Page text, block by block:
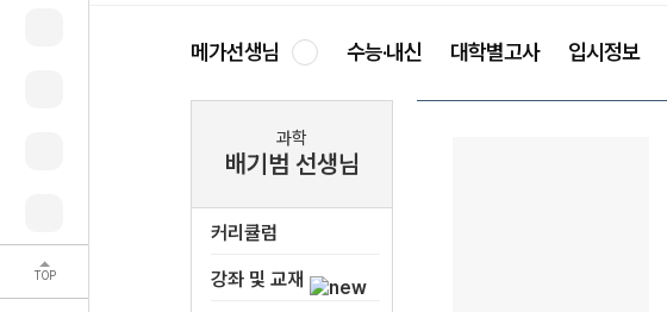
TOP
메가선생님 수능·내신 대학별고사 입시정보
과학
배기범 선생님
커리큘럼
강좌 및 교재